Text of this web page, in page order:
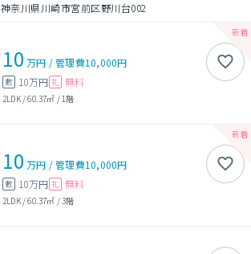
神奈川県川崎市宮前区野川台002
10 万円 /管理費10,000円
敷 10万円 礼 無料
2LDK/60.37㎡ / 1階
10 万円 /管理費10,000円
敷 10万円 礼 無料
2LDK/60.37㎡ /3階